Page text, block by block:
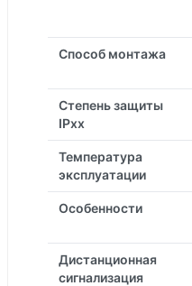
Способ монтажа
Степень защиты
IPxx
Температура
эксплуатации
Особенности
Дистанционная
cигнализация